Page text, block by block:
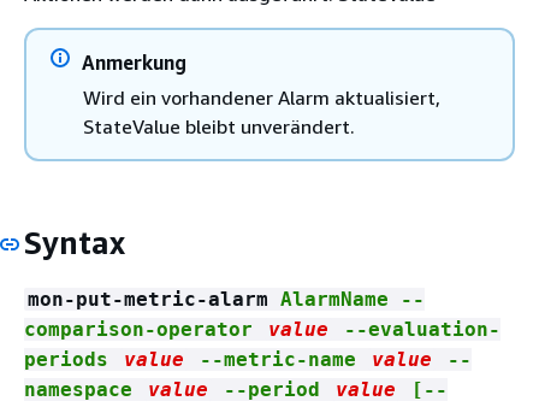
Anmerkung
Wird ein vorhandener Alarm aktualisiert,
StateValue bleibt unverändert.
Syntax
mon-put-metric-alarm AlarmName --
comparison-operator
value
--evaluation-
periods
value --metric-name value
--
namespace
value --period value
[--